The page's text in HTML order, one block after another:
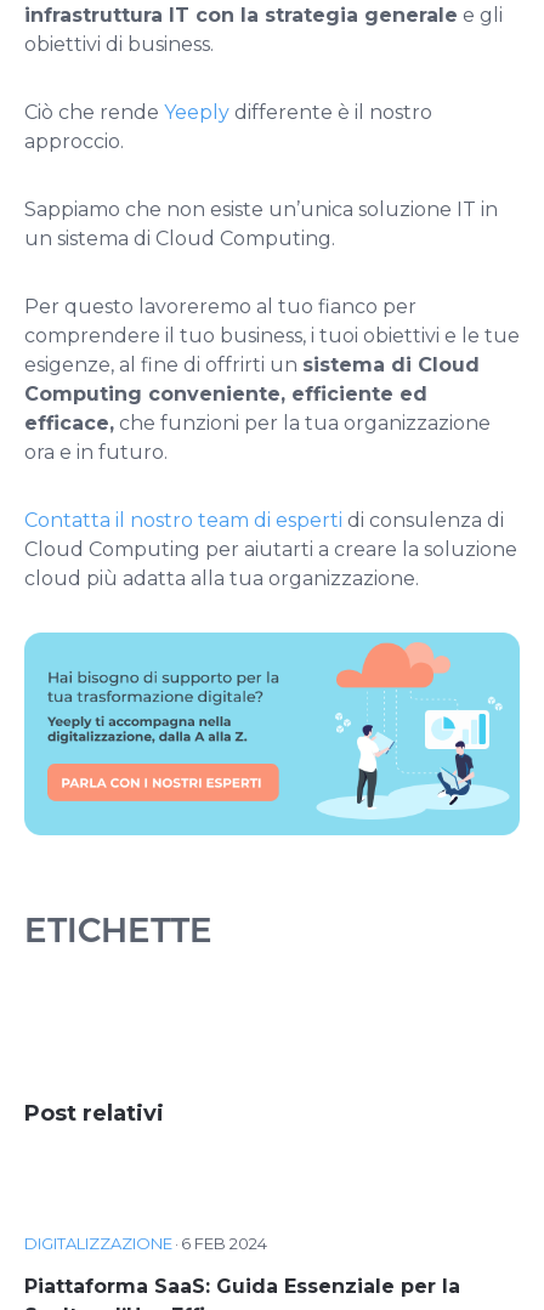
infrastruttura IT con la strategia generale e gli
obiettivi di business.
Ciò che rende Yeeply differente è il nostro
approccio.
Sappiamo che non esiste un’unica soluzione IT in
un sistema di Cloud Computing.
Per questo lavoreremo al tuo fianco per
comprendere il tuo business, i tuoi obiettivi e le tue
esigenze, al fine di offrirti un sistema di Cloud
Computing conveniente, efficiente ed
efficace, che funzioni per la tua organizzazione
ora e in futuro.
Contatta il nostro team di esperti di consulenza di
Cloud Computing per aiutarti a creare la soluzione
cloud più adatta alla tua organizzazione.
ETICHETTE
Post relativi
DIGITALIZZAZIONE· 6 FEB 2024
Piattaforma SaaS: Guida Essenziale per la